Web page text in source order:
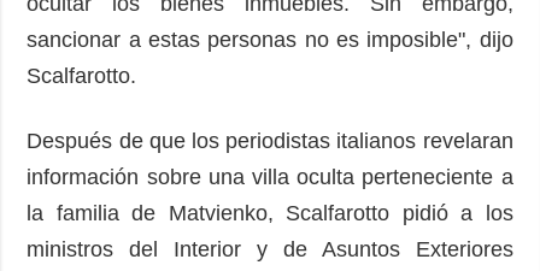
sancionar a estas personas no es imposible", dijo
Scalfarotto.
Después de que los periodistas italianos revelaran
información sobre una villa oculta perteneciente a
la familia de Matvienko, Scalfarotto pidió a los
ministros del Interior y de Asuntos Exteriores